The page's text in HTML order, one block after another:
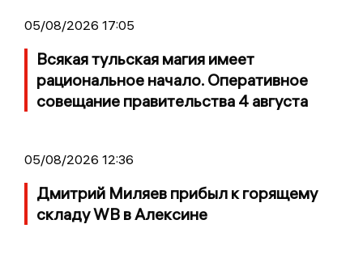
05/08/2026 17:05
Всякая тульская магия имеет
рациональное начало. Оперативное
совещание правительства 4 августа
05/08/2026 12:36
Дмитрий Миляев прибыл к горящему
складу WB в Алексине